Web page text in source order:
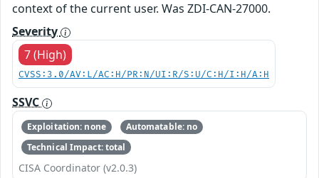
context of the current user. Was ZDI-CAN-27000.
Severity
7 (High)
CVSS:3.0/AV:L/AC:H/PR:N/UI:R/S:U/C:H/I:H/A:H
SSVC
Exploitation: none
Automatable: no
Technical Impact: total
CISA Coordinator (v2.0.3)